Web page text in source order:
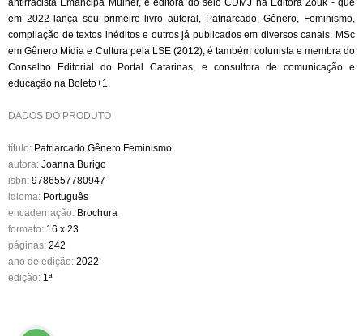
antirracista Emancipa Mulher, e editora do selo CDMJ na Editora Zouk - que
em 2022 lança seu primeiro livro autoral, Patriarcado, Gênero, Feminismo,
compilação de textos inéditos e outros já publicados em diversos canais. MSc
em Gênero Mídia e Cultura pela LSE (2012), é também colunista e membra do
Conselho Editorial do Portal Catarinas, e consultora de comunicação e
educação na Boleto+1.
DADOS DO PRODUTO
título: Patriarcado Gênero Feminismo
autora: Joanna Burigo
isbn: 9786557780947
idioma: Português
encadernação: Brochura
formato: 16 x 23
páginas: 242
ano de edição: 2022
edição: 1ª